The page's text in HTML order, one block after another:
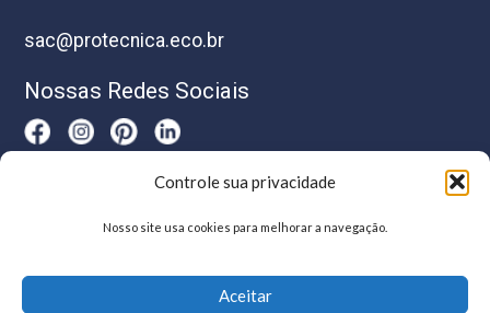
Controle sua privacidade
Nosso site usa cookies para melhorar a navegação.
Aceitar
sac@protecnica.eco.br
Nossas Redes Sociais